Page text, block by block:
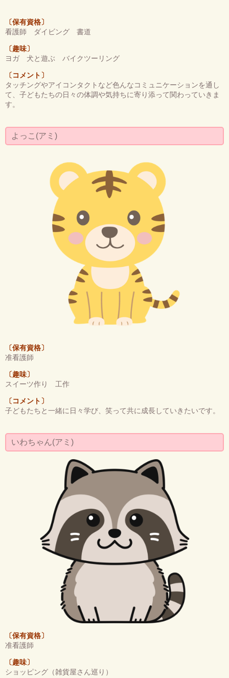
〔保有資格〕
看護師 ダイビング 書道
〔趣味〕
ヨガ 犬と遊ぶ バイクツーリング
〔コメント〕
タッチングやアイコンタクトなど色んなコミュニケーションを通し
て、子どもたちの日々の体調や気持ちに寄り添って関わっていきま
す。
よっこ(アミ)
〔保有資格〕
准看護師
〔趣味〕
スイーツ作り 工作
〔コメント〕
子どもたちと一緒に日々学び、笑って共に成長していきたいです。
いわちゃん(アミ)
〔保有資格〕
准看護師
〔趣味〕
ショッピング（雑貨屋さん巡り）